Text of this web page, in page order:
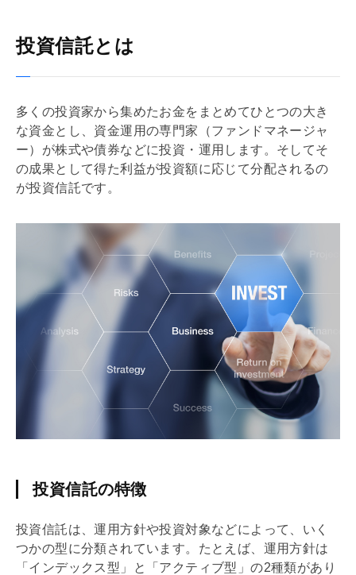
投資信託とは
多くの投資家から集めたお金をまとめてひとつの大き
な資金とし、資金運用の専門家（ファンドマネージャ
ー）が株式や債券などに投資・運用します。そしてそ
の成果として得た利益が投資額に応じて分配されるの
が投資信託です。
投資信託の特徴
投資信託は、運用方針や投資対象などによって、いく
つかの型に分類されています。たとえば、運用方針は
「インデックス型」と「アクティブ型」の2種類があり